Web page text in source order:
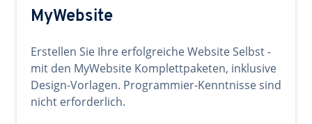
MyWebsite
Erstellen Sie Ihre erfolgreiche Website Selbst -
mit den MyWebsite Komplettpaketen, inklusive
Design-Vorlagen. Programmier-Kenntnisse sind
nicht erforderlich.